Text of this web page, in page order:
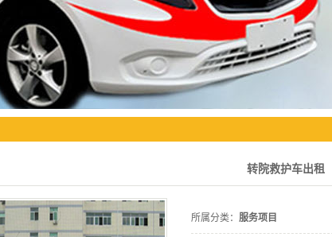
转院救护车出租
所属分类： 服务项目